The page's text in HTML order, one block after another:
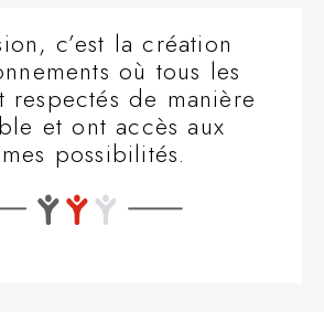
c’est la création
où tous les
respectés de manière
et ont accès aux
possibilités.